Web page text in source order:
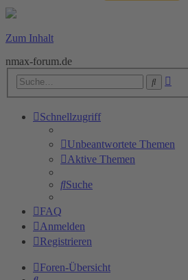
Zum Inhalt
nmax-forum.de
Suche
Schnellzugriff
Unbeantwortete Themen
Aktive Themen
Suche
FAQ
Anmelden
Registrieren
Foren-Übersicht